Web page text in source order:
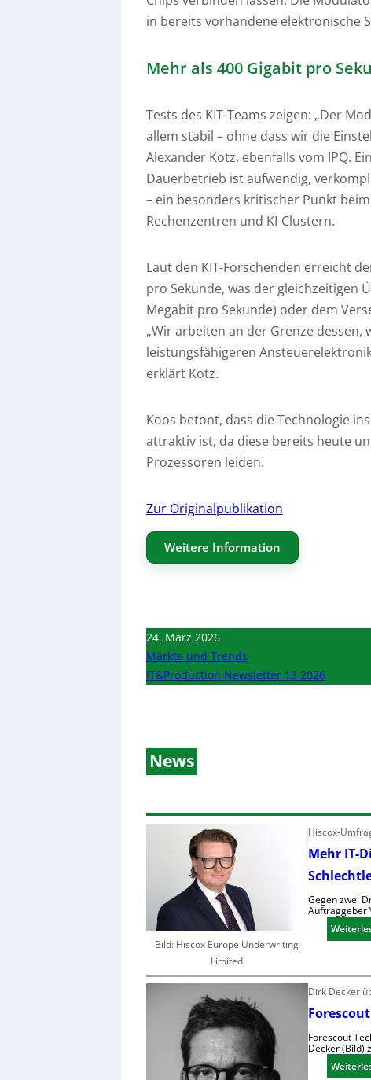
in bereits vorhandene elektronische
Mehr als 400 Gigabit pro
Tests des KIT-Teams zeigen: „Der
allem stabil – ohne dass wir die
Alexander Kotz, ebenfalls vom IPQ.
Dauerbetrieb ist aufwendig,
– ein besonders kritischer Punkt
Rechenzentren und KI-Clustern.
Laut den KIT-Forschenden erreicht
pro Sekunde, was der gleichzeitigen
Megabit pro Sekunde) oder dem
„Wir arbeiten an der Grenze
leistungsfähigeren
erklärt Kotz.
Koos betont, dass die Technologie
attraktiv ist, da diese bereits heute
Prozessoren leiden.
Zur Originalpublikation
Weitere Information
24. März 2026
Märkte und Trends
IT&Production Newsletter 13 2026
News
Bild: Hiscox Europe Underwriting
Limited
Hiscox-
Mehr IT-
Gegen zwei
Auftraggeber
Dirk Decker
Forescout
Decker (Bild)